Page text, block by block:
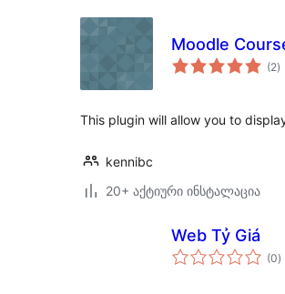
Moodle
(2)
This plugin will allow you to
kennibc
20+ აქტიური ინსტალაცია
Web Tỷ Giá
(0)